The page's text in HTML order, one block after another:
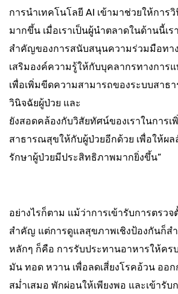
การนำเทคโนโลยี AI เข้ามาช่วยให้การ
มากขึ้น เมื่อเราเป็นผู้นำตลาดในด้านนี้เร
สำคัญของการสนับสนุนความร่วมมือทา
เสริมองค์ความรู้ให้กับบุคลากรทางการ
เพื่อเพิ่มขีดความสามารถของระบบสาธ
วินิจฉัยผู้ป่วย และ
ยังสอดคล้องกับวิสัยทัศน์ของเราในการเ
สาธารณสุขให้กับผู้ป่วยอีกด้วย เพื่อให้ผ
รักษาผู้ป่วยมีประสิทธิภาพมากยิ่งขึ้น”
อย่างไรก็ตาม แม้ว่าการเข้ารับการตรวจ
สำคัญ แต่การดูแลสุขภาพเชิงป้องกันก็ส
หลักๆ ก็คือ การรับประทานอาหารให้คร
มัน ทอด หวาน เพื่อลดเสี่ยงโรคอ้วน ออก
สม่ำเสมอ พักผ่อนให้เพียงพอ และเข้ารับ